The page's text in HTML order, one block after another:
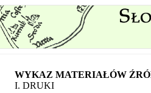
WYKAZ MATERIAŁÓW
I. DRUKI